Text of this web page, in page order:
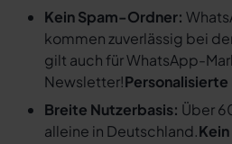
Kein Spam-Ordner:
kommen zuverlässig bei
gilt auch für WhatsApp-
Newsletter!
Breite Nutzerbasis: Über
alleine in Deutschland.